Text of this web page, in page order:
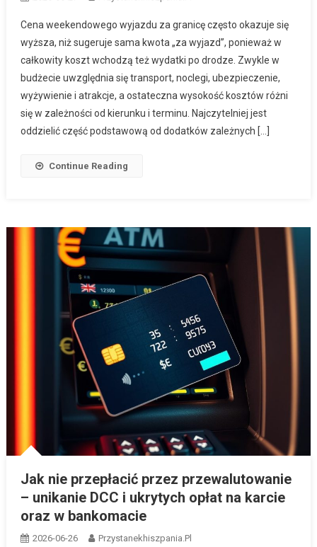
Cena weekendowego wyjazdu za granicę często okazuje się
wyższa, niż sugeruje sama kwota „za wyjazd”, ponieważ w
całkowity koszt wchodzą też wydatki po drodze. Zwykle w
budżecie uwzględnia się transport, noclegi, ubezpieczenie,
wyżywienie i atrakcje, a ostateczna wysokość kosztów różni
się w zależności od kierunku i terminu. Najczytelniej jest
oddzielić część podstawową od dodatków zależnych […]
Continue Reading
Jak nie przepłacić przez przewalutowanie
– unikanie DCC i ukrytych opłat na karcie
oraz w bankomacie
2026-06-26 Przystanekhiszpania.pl